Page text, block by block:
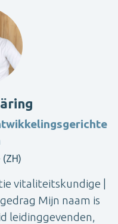
vitaliteitskundige |
Mijn naam is
leidinggevenden,